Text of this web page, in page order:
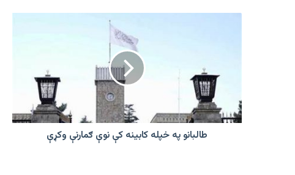
وکړې
طالبانو په خپله کابینه کې نوې ګمارنې وکړې